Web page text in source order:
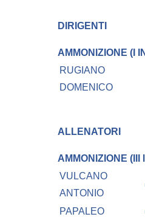
DIRIGENTI
AMMONIZIONE (I
RUGIANO
DOMENICO
ALLENATORI
AMMONIZIONE (III
VULCANO
ANTONIO
PAPALEO